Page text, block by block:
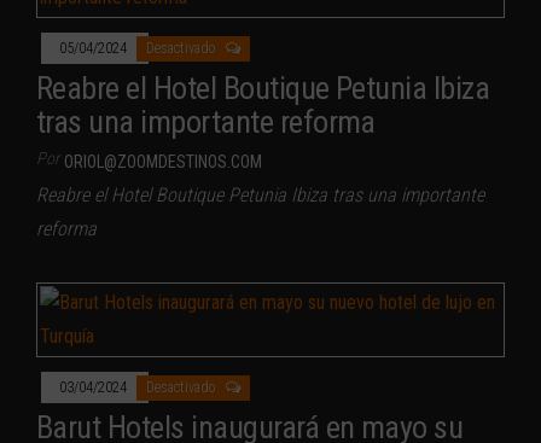
05/04/2024 Desactivado
Reabre el Hotel Boutique Petunia Ibiza
tras una importante reforma
Por ORIOL@ZOOMDESTINOS.COM
Reabre el Hotel Boutique Petunia Ibiza tras una importante
reforma
03/04/2024 Desactivado
Barut Hotels inaugurará en mayo su